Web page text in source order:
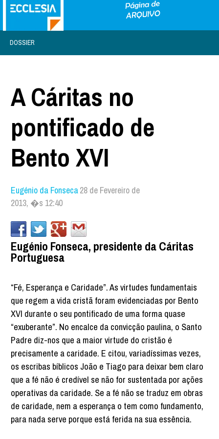
DOSSIER
A Cáritas no
pontificado de
Bento XVI
Eugénio da Fonseca28 de Fevereiro de
2013, �s 12:40
Eugénio Fonseca, presidente da Cáritas
Portuguesa
“Fé, Esperança e Caridade”. As virtudes fundamentais
que regem a vida cristã foram evidenciadas por Bento
XVI durante o seu pontificado de uma forma quase
“exuberante”. No encalce da convicção paulina, o Santo
Padre diz-nos que a maior virtude do cristão é
precisamente a caridade. E citou, variadíssimas vezes,
os escribas bíblicos João e Tiago para deixar bem claro
que a fé não é credível se não for sustentada por ações
operativas da caridade. Se a fé não se traduz em obras
de caridade, nem a esperança o tem como fundamento,
para nada serve porque está ferida na sua essência.